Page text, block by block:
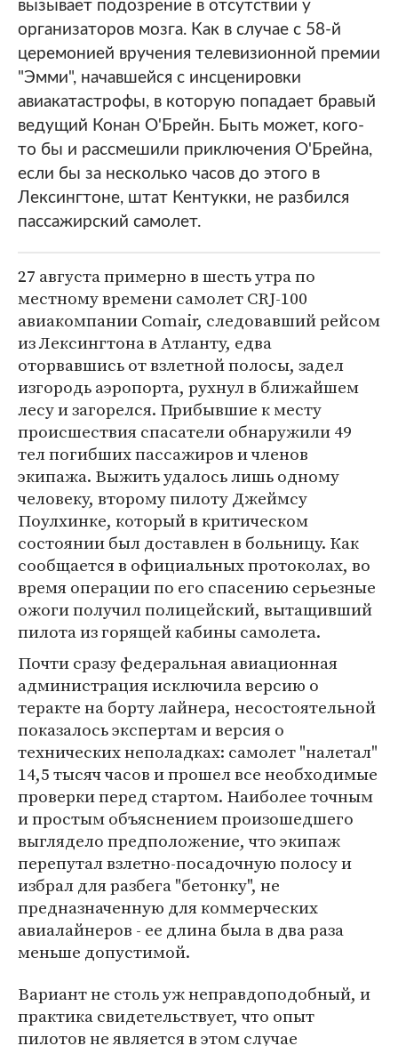
вызывает подозрение в отсутствии у
организаторов мозга. Как в случае с 58-й
церемонией вручения телевизионной премии
"Эмми", начавшейся с инсценировки
авиакатастрофы, в которую попадает бравый
ведущий Конан О'Брейн. Быть может, кого-
то бы и рассмешили приключения О'Брейна,
если бы за несколько часов до этого в
Лексингтоне, штат Кентукки, не разбился
пассажирский самолет.
27 августа примерно в шесть утра по
местному времени самолет CRJ-100
авиакомпании Comair, следовавший рейсом
из Лексингтона в Атланту, едва
оторвавшись от взлетной полосы, задел
изгородь аэропорта, рухнул в ближайшем
лесу и загорелся. Прибывшие к месту
происшествия спасатели обнаружили 49
тел погибших пассажиров и членов
экипажа. Выжить удалось лишь одному
человеку, второму пилоту Джеймсу
Поулхинке, который в критическом
состоянии был доставлен в больницу. Как
сообщается в официальных протоколах, во
время операции по его спасению серьезные
ожоги получил полицейский, вытащивший
пилота из горящей кабины самолета.
Почти сразу федеральная авиационная
администрация исключила версию о
теракте на борту лайнера, несостоятельной
показалось экспертам и версия о
технических неполадках: самолет "налетал"
14,5 тысяч часов и прошел все необходимые
проверки перед стартом. Наиболее точным
и простым объяснением произошедшего
выглядело предположение, что экипаж
перепутал взлетно-посадочную полосу и
избрал для разбега "бетонку", не
предназначенную для коммерческих
авиалайнеров - ее длина была в два раза
меньше допустимой.
Вариант не столь уж неправдоподобный, и
практика свидетельствует, что опыт
пилотов не является в этом случае